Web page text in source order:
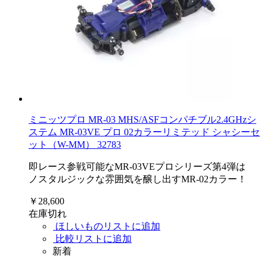
ミニッツプロ MR-03 MHS/ASFコンパチブル2.4GHzシ
ステム MR-03VE プロ 02カラーリミテッド シャシーセ
ット（W-MM） 32783
即レース参戦可能なMR-03VEプロシリーズ第4弾は
ノスタルジックな雰囲気を醸し出すMR-02カラー！
￥28,600
在庫切れ
ほしいものリストに追加
比較リストに追加
新着